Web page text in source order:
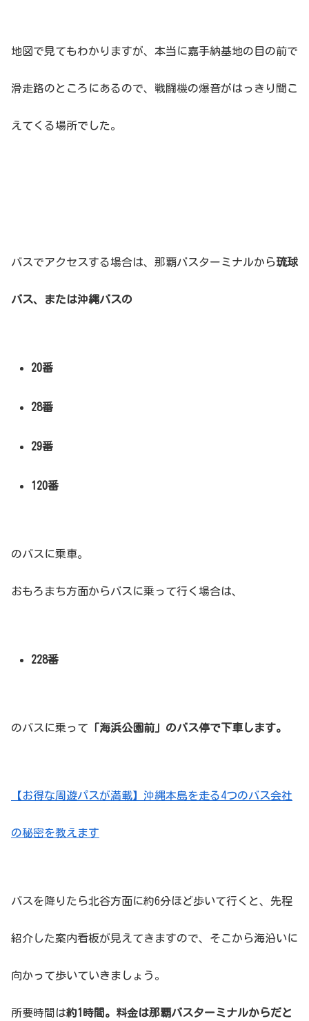
地図で見てもわかりますが、本当に嘉手納基地の目の前で
滑走路のところにあるので、戦闘機の爆音がはっきり聞こ
えてくる場所でした。
バスでアクセスする場合は、那覇バスターミナルから琉球
バス、または沖縄バスの
20番
28番
29番
120番
のバスに乗車。
おもろまち方面からバスに乗って行く場合は、
228番
のバスに乗って 「海浜公園前」のバス停で下車します。
【お得な周遊パスが満載】沖縄本島を走る4つのバス会社
の秘密を教えます
バスを降りたら北谷方面に約6分ほど歩いて行くと、先程
紹介した案内看板が見えてきますので、そこから海沿いに
向かって歩いていきましょう。
所要時間は約1時間。料金は那覇バスターミナルからだと